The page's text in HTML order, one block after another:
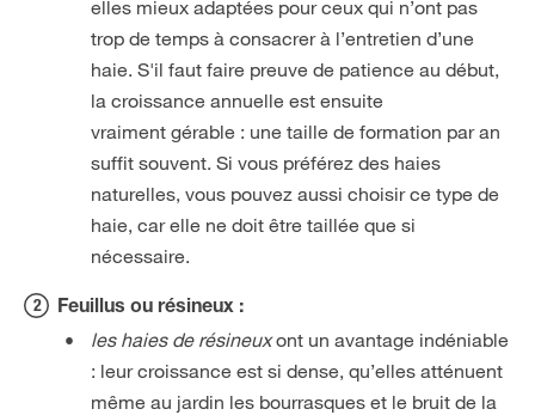
elles mieux adaptées pour ceux qui n’ont pas
trop de temps à consacrer à l’entretien d’une
haie. S'il faut faire preuve de patience au début,
la croissance annuelle est ensuite
vraiment gérable : une taille de formation par an
suffit souvent. Si vous préférez des haies
naturelles, vous pouvez aussi choisir ce type de
haie, car elle ne doit être taillée que si
nécessaire.
Feuillus ou résineux :
les haies de résineuxont un avantage indéniable
: leur croissance est si dense, qu’elles atténuent
même au jardin les bourrasques et le bruit de la